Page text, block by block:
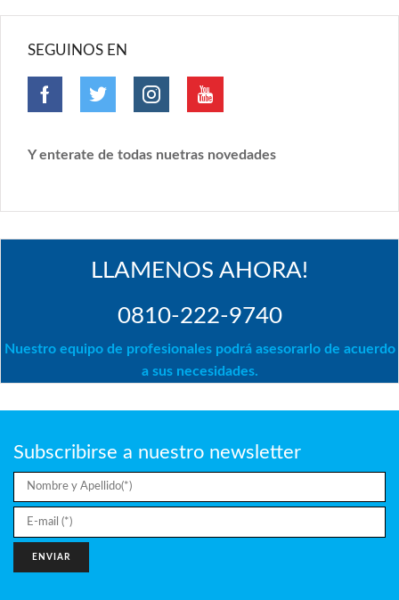
SEGUINOS EN
Y enterate de todas nuetras novedades
LLAMENOS AHORA!
0810-222-9740
Nuestro equipo de profesionales podrá asesorarlo de acuerdo
a sus necesidades.
Subscribirse a nuestro newsletter